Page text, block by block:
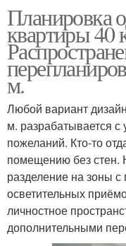
Планировка
квартиры 40
м.
Любой вариант
м. разрабатывается
пожеланий. Кто-то
помещению без стен.
разделение на зоны
осветительных
личностное
дополнительными